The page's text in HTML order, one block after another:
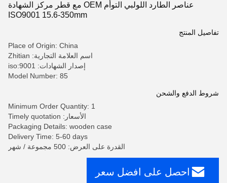
عناصر الطارد اللولبي التوأم OEM مع قطر مركز الشهادة
ISO9001 15.6-350mm
تفاصيل المنتج
Place of Origin: China
اسم العلامة التجارية: Zhitian
إصدار الشهادات: iso:9001
Model Number: 85
شروط الدفع والشحن
Minimum Order Quantity: 1
الأسعار: Timely quotation
Packaging Details: wooden case
Delivery Time: 5-60 days
القدرة على العرض: 500 مجموعة / شهر
احصل على افضل سعر